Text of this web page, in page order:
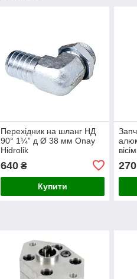
Перехідник на шланг НД
90° 1¼” д Ø 38 мм Onay
Hidrolik
640₴
Купити
270